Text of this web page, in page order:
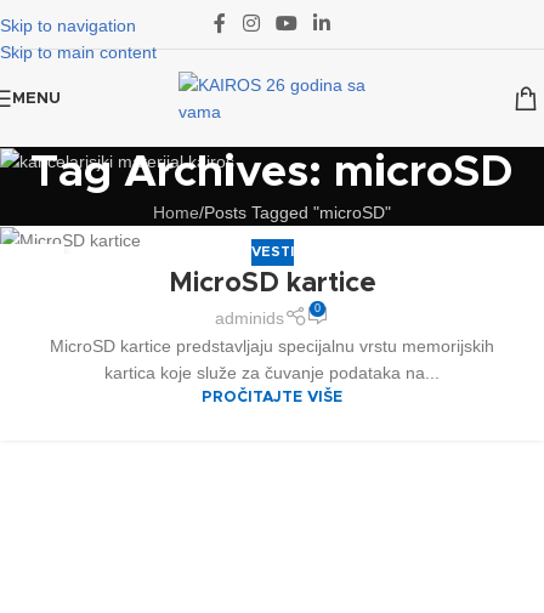
Skip to navigation
Skip to main content
MENU
Tag Archives: microSD
Home Posts Tagged "microSD"
VESTI
MicroSD kartice
adminids 0
MicroSD kartice predstavljaju specijalnu vrstu memorijskih
kartica koje služe za čuvanje podataka na...
PROČITAJTE VIŠE